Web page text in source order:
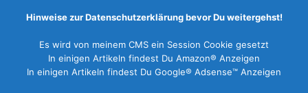
Hinweise zur Datenschutzerklärung bevor Du weitergehst!
Es wird von meinem CMS ein Session Cookie gesetzt
In einigen Artikeln findest Du Amazon® Anzeigen
In einigen Artikeln findest Du Google® Adsense™ Anzeigen